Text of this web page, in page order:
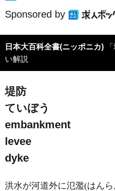
Sponsored by
日本大百科全書(ニッポニカ)
い解説
堤防
ていぼう
embankment
levee
dyke
洪水が河道外に氾濫(はん